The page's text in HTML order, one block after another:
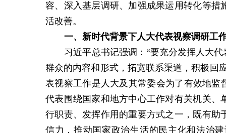
容、深入基层调研、加强成果运用转化等
活改善。
一、新时代背景下人大代表视察调研工
习近平总书记强调：“要充分发挥人大
群众的内容和形式，拓宽联系渠道，积极回
表视察工作是人大及其常委会为了有效地监
代表围绕国家和地方中心工作对有关机关
行职责、发挥作用的重要方式之一，既有
信力，推动国家政治生活的民主化和法治